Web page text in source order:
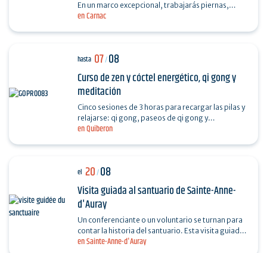
en Carnac
En un marco excepcional, trabajarás piernas,
glúteos, abdominales y brazos.
en Quiberon
hasta 07/08
Curso de zen y cóctel energético, qi gong y
meditación
Cinco sesiones de 3 horas para recargar las pilas y
relajarse: qi gong, paseos de qi gong y
meditación, do in, relajación. Las sesiones tienen
en Sainte-Anne-d'Auray
el 20/08
Visita guiada al santuario de Sainte-Anne-
d'Auray
Un conferenciante o un voluntario se turnan para
contar la historia del santuario. Esta visita guiada
le sumergirá en la historia, el patrimonio y la…